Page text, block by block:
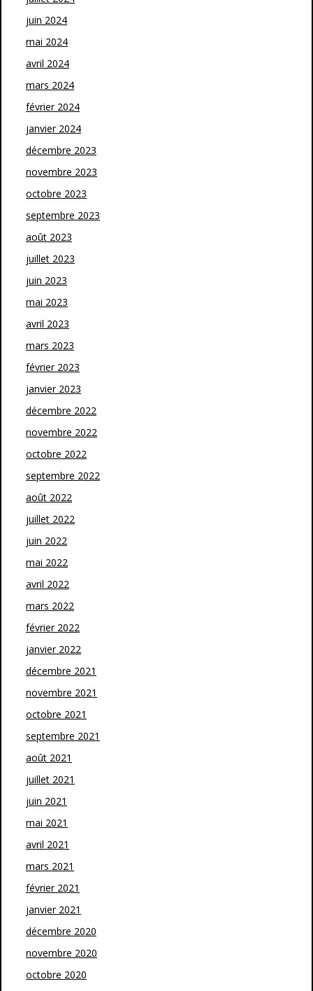
juin 2024
mai 2024
avril 2024
mars 2024
février 2024
janvier 2024
décembre 2023
novembre 2023
octobre 2023
septembre 2023
août 2023
juillet 2023
juin 2023
mai 2023
avril 2023
mars 2023
février 2023
janvier 2023
décembre 2022
novembre 2022
octobre 2022
septembre 2022
août 2022
juillet 2022
juin 2022
mai 2022
avril 2022
mars 2022
février 2022
janvier 2022
décembre 2021
novembre 2021
octobre 2021
septembre 2021
août 2021
juillet 2021
juin 2021
mai 2021
avril 2021
mars 2021
février 2021
janvier 2021
décembre 2020
novembre 2020
octobre 2020